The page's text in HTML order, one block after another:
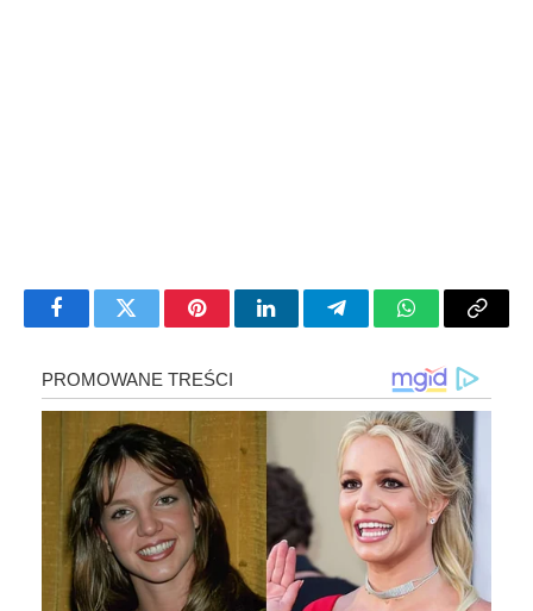
FacebookTwitter PinterestLinkedInTelegramWhatsApp
Copy